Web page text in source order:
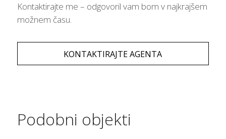
Kontaktirajte me – odgovoril vam bom v najkrajšem
možnem času.
KONTAKTIRAJTE AGENTA
Podobni objekti